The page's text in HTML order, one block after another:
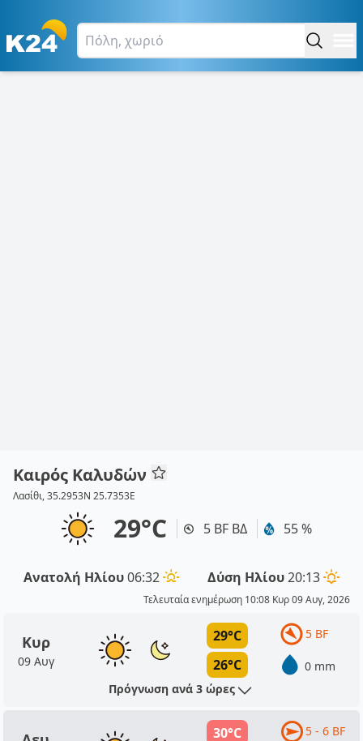
Καιρός Καλυδών
Λασίθι, 35.2953N 25.7353E
29°C 5 BF ΒΔ 55 %
Ανατολή Ηλίου06:32 Δύση Ηλίου20:13
Τελευταία ενημέρωση 10:08 Κυρ 09 Αυγ, 2026
Κυρ
09 Αυγ
29°C
26°C
5 BF
0 mm
Πρόγνωση ανά 3 ώρες
30°C
5 - 6 BF